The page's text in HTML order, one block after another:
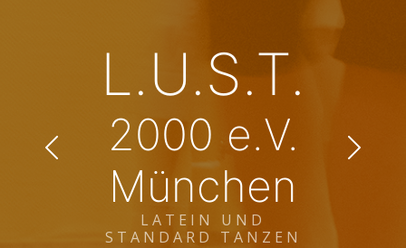
L.U.S.T.
2000 e.V.
München
LATEIN UND
STANDARD TANZEN